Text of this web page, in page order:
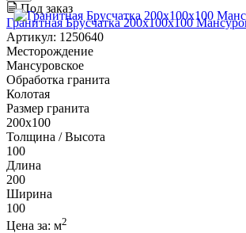
Под заказ
Гранитная Брусчатка 200х100x100
Артикул: 1250640
Месторождение
Мансуровское
Обработка гранита
Колотая
Размер гранита
200х100
Толщина / Высота
100
Длина
200
Ширина
100
Цена за: м2